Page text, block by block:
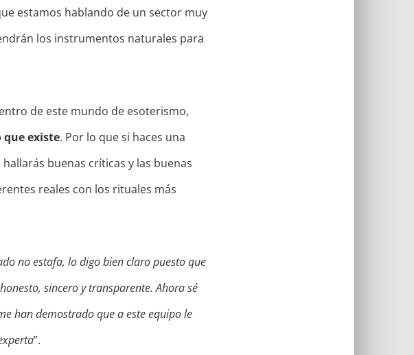
estamos hablando de un sector muy
los instrumentos naturales para
de este mundo de esoterismo,
que existe. Por lo que si haces una
buenas críticas y las buenas
reales con los rituales más
no estafa, lo digo bien claro puesto que
sincero y transparente. Ahora sé
han demostrado que a este equipo le
”.